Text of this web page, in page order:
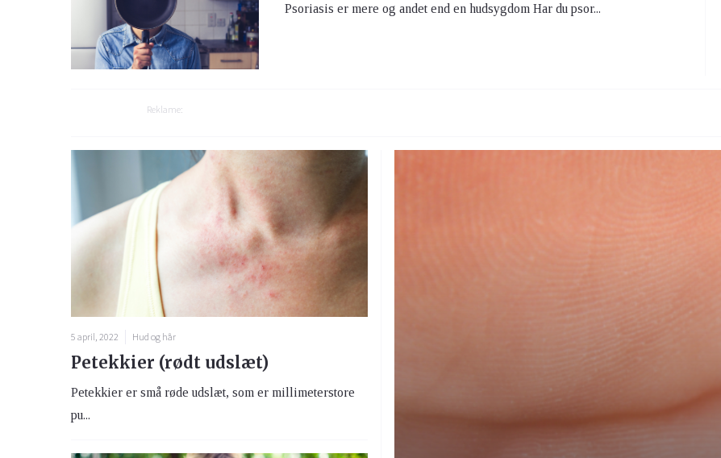
Psoriasis er mere og andet end en hudsygdom Har du psor...
Reklame:
5 april, 2022 Hud og hår
Petekkier (rødt udslæt)
Petekkier er små røde udslæt, som er millimeterstore
pu...